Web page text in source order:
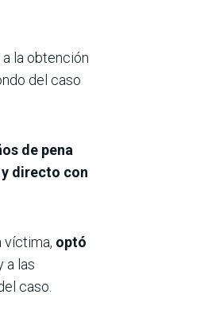
la obtención
del caso
de pena
directo con
víctima, optó
a las
caso.